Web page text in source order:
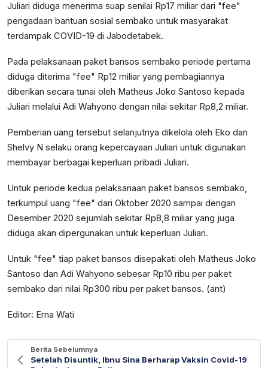
Juliari diduga menerima suap senilai Rp17 miliar dari "fee"
pengadaan bantuan sosial sembako untuk masyarakat
terdampak COVID-19 di Jabodetabek.
Pada pelaksanaan paket bansos sembako periode pertama
diduga diterima "fee" Rp12 miliar yang pembagiannya
diberikan secara tunai oleh Matheus Joko Santoso kepada
Juliari melalui Adi Wahyono dengan nilai sekitar Rp8,2 miliar.
Pemberian uang tersebut selanjutnya dikelola oleh Eko dan
Shelvy N selaku orang kepercayaan Juliari untuk digunakan
membayar berbagai keperluan pribadi Juliari.
Untuk periode kedua pelaksanaan paket bansos sembako,
terkumpul uang "fee" dari Oktober 2020 sampai dengan
Desember 2020 sejumlah sekitar Rp8,8 miliar yang juga
diduga akan dipergunakan untuk keperluan Juliari.
Untuk "fee" tiap paket bansos disepakati oleh Matheus Joko
Santoso dan Adi Wahyono sebesar Rp10 ribu per paket
sembako dari nilai Rp300 ribu per paket bansos. (ant)
Editor: Erna Wati
Berita Sebelumnya
Setelah Disuntik, Ibnu Sina Berharap Vaksin Covid-19